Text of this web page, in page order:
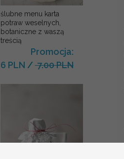
ślubne menu karta
potraw weselnych,
botaniczne z waszą
treścią
Promocja:
6 PLN /7.00 PLN